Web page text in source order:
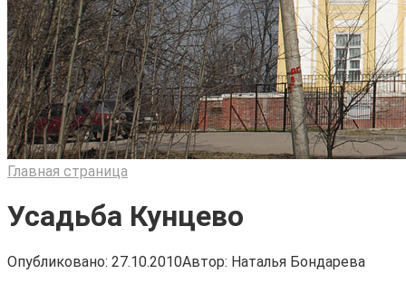
Главная страница
Усадьба Кунцево
Опубликовано: 27.10.2010Автор: Наталья Бондарева